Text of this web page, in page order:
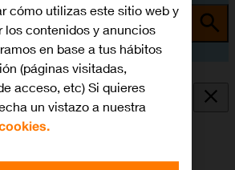
tema
Messenger
la aplicación WhatsApp
WhatsApp Messenger, es
cómo utilizas este sitio web y
los contenidos y anuncios
en base a tus hábitos
(páginas visitadas,
acceso, etc) Si quieres
un vistazo a nuestra